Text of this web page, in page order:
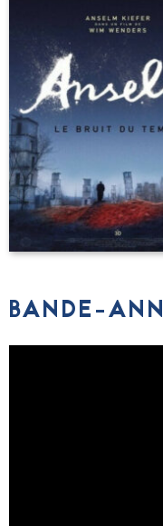
BANDE-